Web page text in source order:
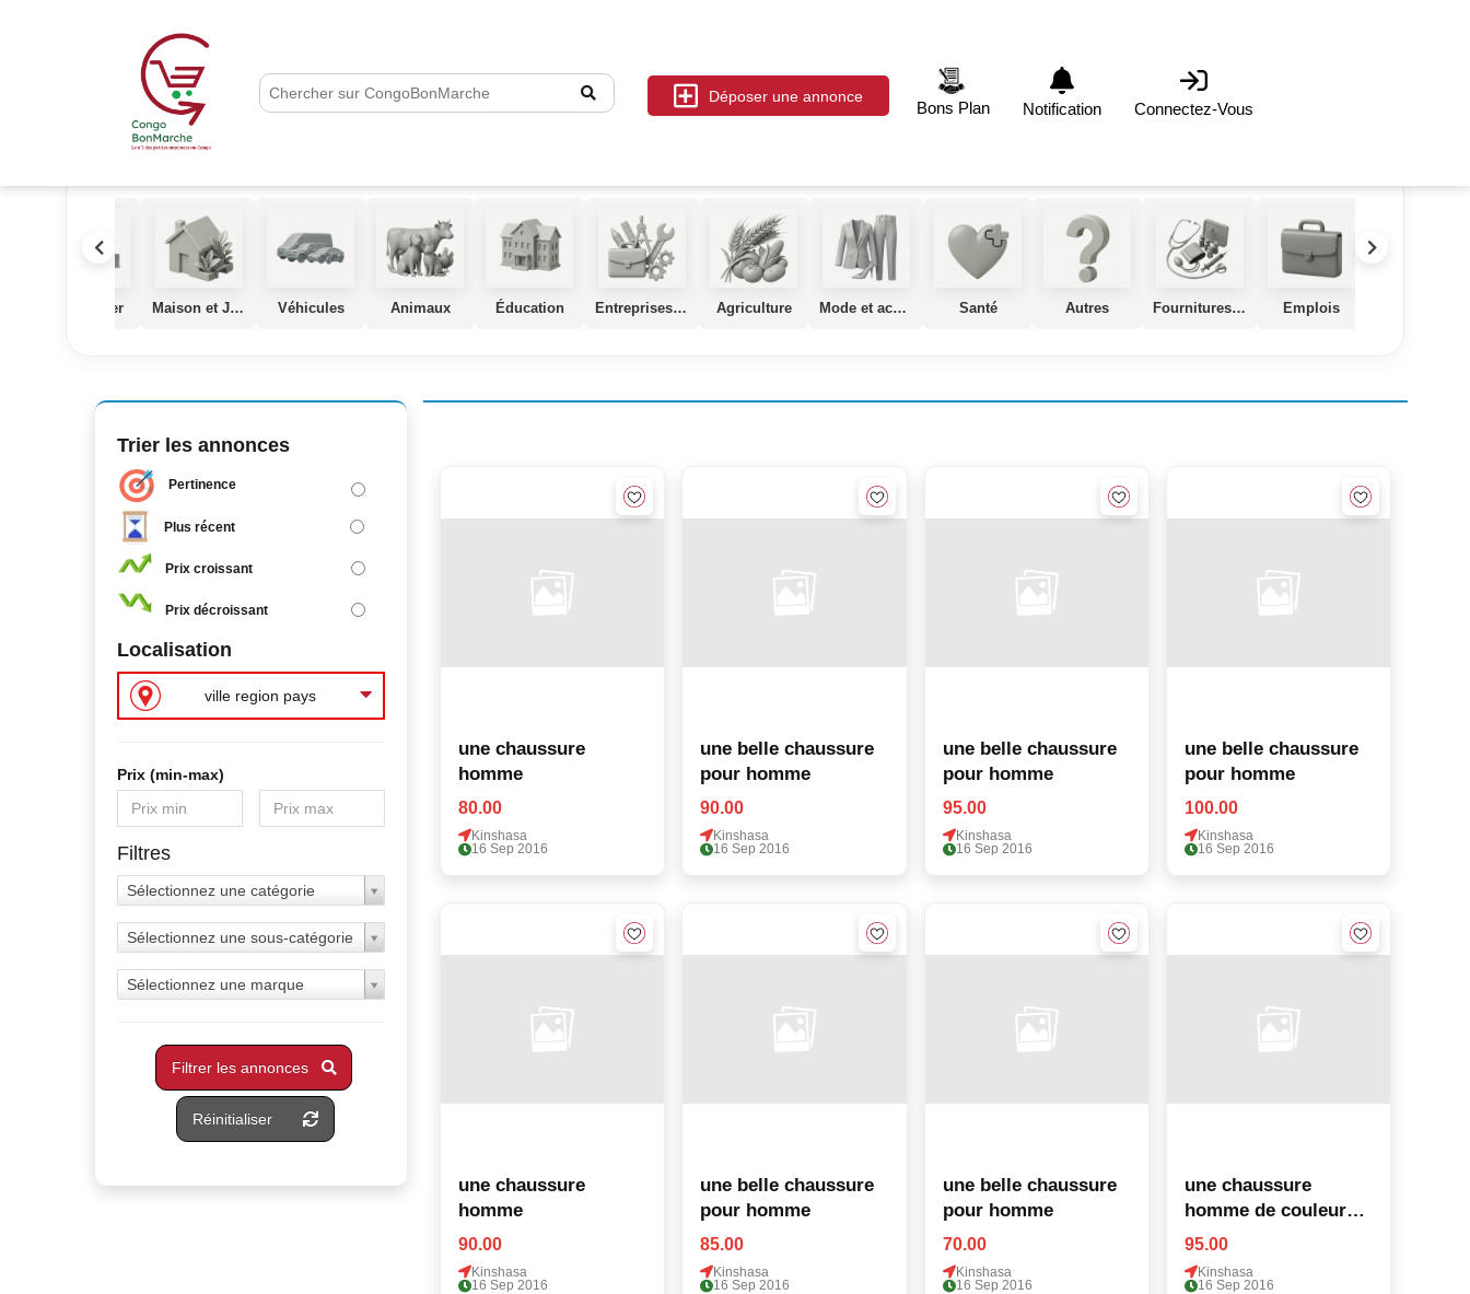
Déposer une annonce
Bons Plan Notification Connectez-Vous
Immobilier Maison et Jardin Véhicules Animaux Éducation Entreprises, Services et Industrie Agriculture Mode et accessoires Santé Autres Fournitures et Equipements Médical Emplois
Trier les annonces
Pertinence
Plus récent
Prix croissant
Prix décroissant
Localisation
ville region pays
Prix ​​(min-max)
Filtres
Sélectionnez une catégorie
Sélectionnez une sous-catégorie
Sélectionnez une marque
Réinitialiser
une chaussure
homme
80.00
Kinshasa
16 Sep 2016
une belle chaussure
pour homme
90.00
Kinshasa
16 Sep 2016
une belle chaussure
pour homme
95.00
Kinshasa
16 Sep 2016
une belle chaussure
pour homme
100.00
Kinshasa
16 Sep 2016
une chaussure
homme
90.00
Kinshasa
16 Sep 2016
une belle chaussure
pour homme
85.00
Kinshasa
16 Sep 2016
une belle chaussure
pour homme
70.00
Kinshasa
16 Sep 2016
une chaussure
homme de couleur
noir
95.00
Kinshasa
16 Sep 2016